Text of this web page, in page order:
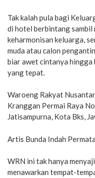
Tak kalah pula bagi
di hotel berbintang sambil
keharmonisan keluarga,
muda atau calon
biar awet cintanya hingga
yang tepat.
Waroeng Rakyat
Kranggan Permai Raya
Jatisampurna, Kota Bks,
Artis Bunda Indah
WRN ini tak hanya
menawarkan tempat-